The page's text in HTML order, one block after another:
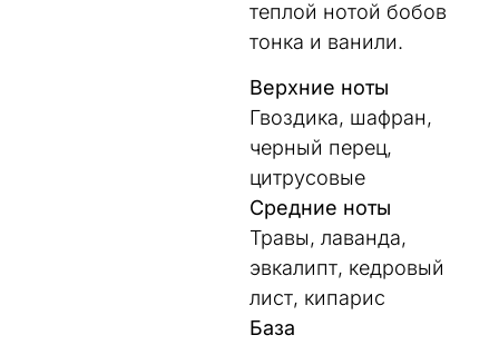
теплой нотой бобов
тонка и ванили.
Верхние ноты
Гвоздика, шафран,
черный перец,
цитрусовые
Средние ноты
Травы, лаванда,
эвкалипт, кедровый
лист, кипарис
База